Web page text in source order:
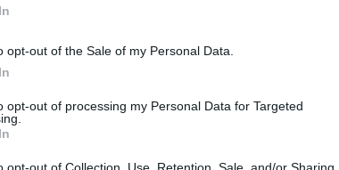
opt-out of the Sale of my Personal Data.
opt-out of processing my Personal Data for Targeted
opt-out of Collection, Use, Retention, Sale, and/or Sharing